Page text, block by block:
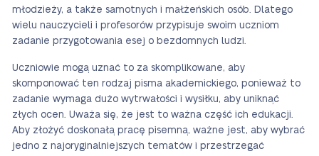
młodzieży, a także samotnych i małżeńskich osób. Dlatego
wielu nauczycieli i profesorów przypisuje swoim uczniom
zadanie przygotowania esej o bezdomnych ludzi.
Uczniowie mogą uznać to za skomplikowane, aby
skomponować ten rodzaj pisma akademickiego, ponieważ to
zadanie wymaga dużo wytrwałości i wysiłku, aby uniknąć
złych ocen. Uważa się, że jest to ważna część ich edukacji.
Aby złożyć doskonałą pracę pisemną, ważne jest, aby wybrać
jedno z najoryginalniejszych tematów i przestrzegać